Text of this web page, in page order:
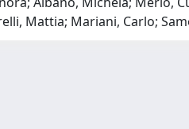
Mattia; Mariani, Carlo;